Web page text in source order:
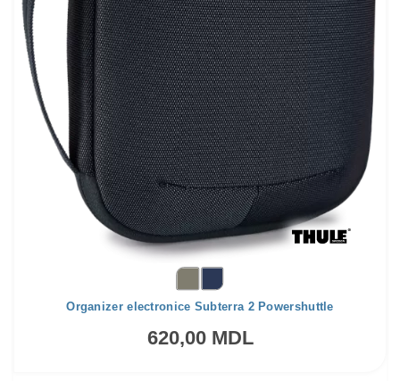
Organizer electronice Subterra 2 Powershuttle
620,00 MDL